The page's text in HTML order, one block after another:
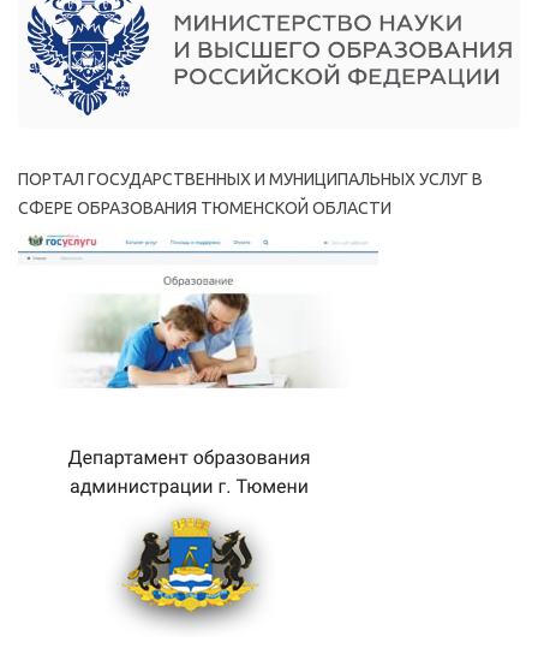
ПОРТАЛ ГОСУДАРСТВЕННЫХ И МУНИЦИПАЛЬНЫХ УСЛУГ В
СФЕРЕ ОБРАЗОВАНИЯ ТЮМЕНСКОЙ ОБЛАСТИ